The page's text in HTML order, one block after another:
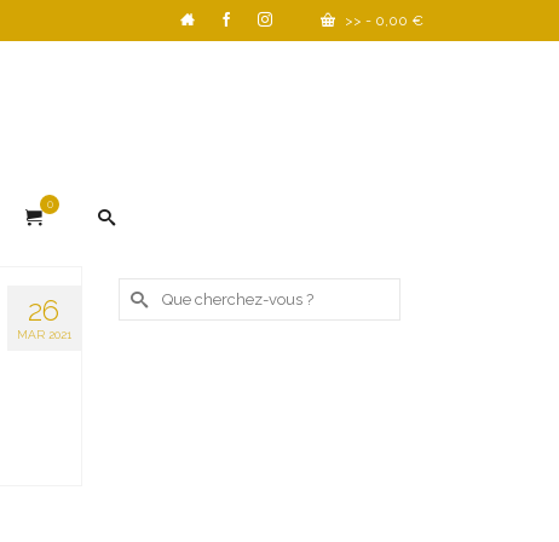
>> - 0,00 €
0
26
MAR 2021
Rechercher :